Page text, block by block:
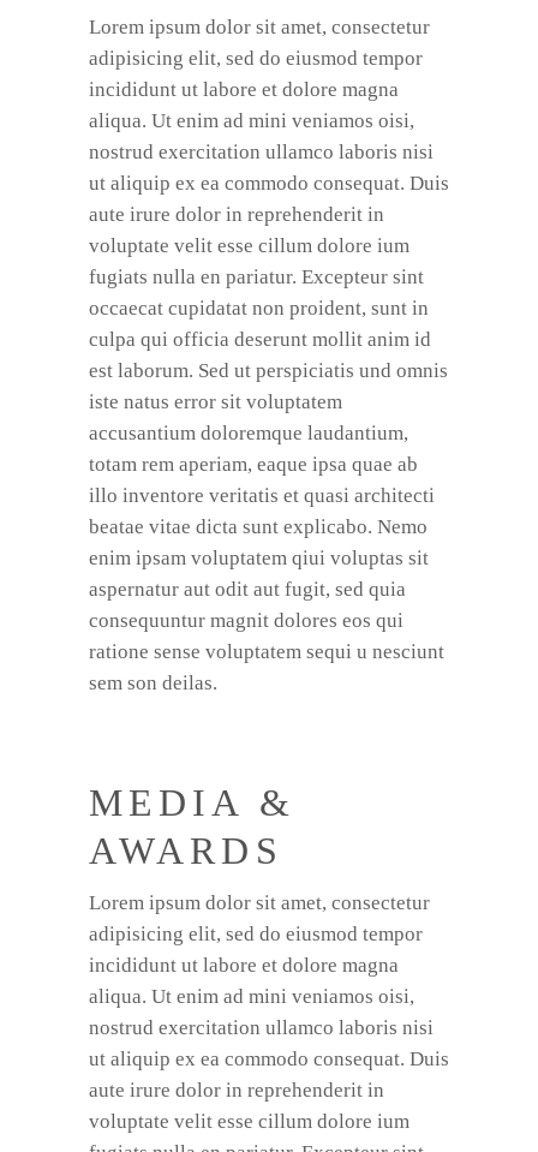
Lorem ipsum dolor sit amet, consectetur
adipisicing elit, sed do eiusmod tempor
incididunt ut labore et dolore magna
aliqua. Ut enim ad mini veniamos oisi,
nostrud exercitation ullamco laboris nisi
ut aliquip ex ea commodo consequat. Duis
aute irure dolor in reprehenderit in
voluptate velit esse cillum dolore ium
fugiats nulla en pariatur. Excepteur sint
occaecat cupidatat non proident, sunt in
culpa qui officia deserunt mollit anim id
est laborum. Sed ut perspiciatis und omnis
iste natus error sit voluptatem
accusantium doloremque laudantium,
totam rem aperiam, eaque ipsa quae ab
illo inventore veritatis et quasi architecti
beatae vitae dicta sunt explicabo. Nemo
enim ipsam voluptatem qiui voluptas sit
aspernatur aut odit aut fugit, sed quia
consequuntur magnit dolores eos qui
ratione sense voluptatem sequi u nesciunt
sem son deilas.
MEDIA &
AWARDS
Lorem ipsum dolor sit amet, consectetur
adipisicing elit, sed do eiusmod tempor
incididunt ut labore et dolore magna
aliqua. Ut enim ad mini veniamos oisi,
nostrud exercitation ullamco laboris nisi
ut aliquip ex ea commodo consequat. Duis
aute irure dolor in reprehenderit in
voluptate velit esse cillum dolore ium